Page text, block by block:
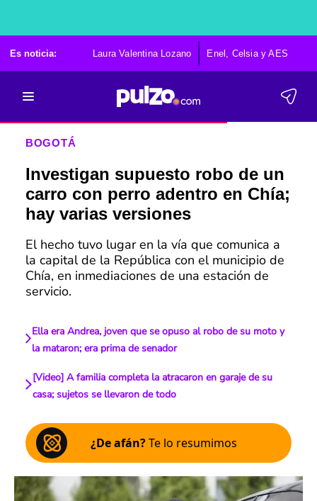
Es noticia: Laura Valentina Lozano Enel, Celsia y AES
BOGOTÁ
Investigan supuesto robo de un
carro con perro adentro en Chía;
hay varias versiones
El hecho tuvo lugar en la vía que comunica a
la capital de la República con el municipio de
Chía, en inmediaciones de una estación de
servicio.
Ella era Andrea, joven que se opuso al robo de su moto y
la mataron; era prima de senador
[Video] A familia completa la atracaron en garaje de su
casa; sujetos se llevaron de todo
¿De afán?Te lo resumimos